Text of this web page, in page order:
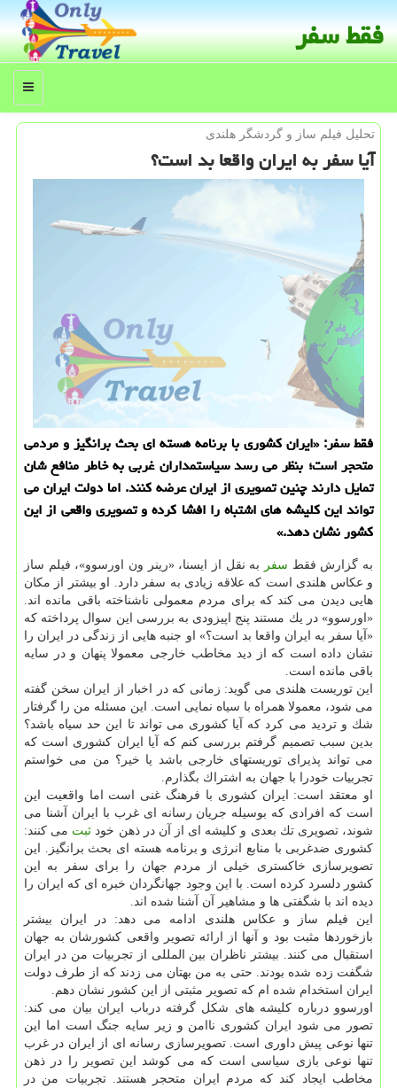
فقط سفر
منو
تحلیل فیلم ساز و گردشگر هلندی
آیا سفر به ایران واقعا بد است؟
فقط سفر: «ایران كشوری با برنامه هسته ای بحث برانگیز و مردمی
متحجر است؛ بنظر می رسد سیاستمداران غربی به خاطر منافع شان
تمایل دارند چنین تصویری از ایران عرضه كنند. اما دولت ایران می
تواند این كلیشه های اشتباه را افشا كرده و تصویری واقعی از این
كشور نشان دهد.»
به گزارش فقط سفر
به نقل از ایسنا، «رینر ون اورسوو»، فیلم ساز
و عكاس هلندی است كه علاقه زیادی به سفر دارد. او بیشتر از مكان
هایی دیدن می كند كه برای مردم معمولی ناشناخته باقی مانده اند.
«اورسوو» در یك مستند پنج اپیزودی به بررسی این سوال پرداخته كه
«آیا سفر به ایران واقعا بد است؟» او جنبه هایی از زندگی در ایران را
نشان داده است كه از دید مخاطب خارجی معمولا پنهان و در سایه
باقی مانده است.
این توریست هلندی می گوید: زمانی كه در اخبار از ایران سخن گفته
می شود، معمولا همراه با سیاه نمایی است. این مسئله من را گرفتار
شك و تردید می كرد كه آیا كشوری می تواند تا این حد سیاه باشد؟
بدین سبب تصمیم گرفتم بررسی كنم كه آیا ایران كشوری است كه
می تواند پذیرای توریستهای خارجی باشد یا خیر؟ من می خواستم
تجربیات خودرا با جهان به اشتراك بگذارم.
او معتقد است: ایران كشوری با فرهنگ غنی است اما واقعیت این
است كه افرادی كه بوسیله جریان رسانه ای غرب با ایران آشنا می
شوند، تصویری تك بعدی و كلیشه ای از آن در ذهن خود ثبت می كنند:
كشوری ضدغربی با منابع انرژی و برنامه هسته ای بحث برانگیز. این
تصویرسازی خاكستری خیلی از مردم جهان را برای سفر به این
كشور دلسرد كرده است. با این وجود جهانگردان خبره ای كه ایران را
دیده اند با شگفتی ها و مشاهیر آن آشنا شده اند.
این فیلم ساز و عكاس هلندی ادامه می دهد: در ایران بیشتر
بازخوردها مثبت بود و آنها از ارائه تصویر واقعی كشورشان به جهان
استقبال می كنند. بیشتر ناظران بین المللی از تجربیات من در ایران
شگفت زده شده بودند. حتی به من بهتان می زدند كه از طرف دولت
ایران استخدام شده ام كه تصویر مثبتی از این كشور نشان دهم.
اورسوو درباره كلیشه های شكل گرفته درباب ایران بیان می كند:
تصور می شود ایران كشوری ناامن و زیر سایه جنگ است اما این
تنها نوعی پیش داوری است. تصویرسازی رسانه ای از ایران در غرب
تنها نوعی بازی سیاسی است كه می كوشد این تصویر را در ذهن
مخاطب ایجاد كند كه مردم ایران متحجر هستند. تجربیات من در